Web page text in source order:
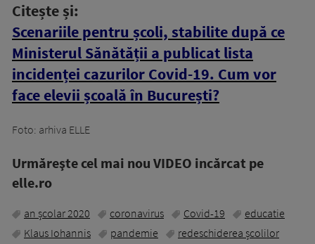
Citește și:
Scenariile pentru școli, stabilite după ce
Ministerul Sănătății a publicat lista
incidenței cazurilor Covid-19. Cum vor
face elevii școală în București?
Foto: arhiva ELLE
Urmăreşte cel mai nou VIDEO incărcat pe
elle.ro
an școlar 2020 coronavirus Covid-19
educatie
Klaus Iohannis
pandemie redeschiderea școlilor